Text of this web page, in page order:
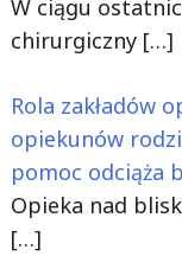
W ciągu
chirurgiczny […]
Rola zakładów
opiekunów
pomoc odciąża
Opieka nad
[…]